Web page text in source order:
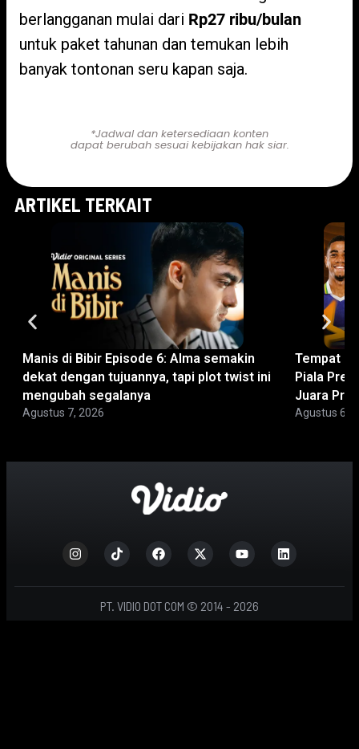
berlangganan mulai dari Rp27 ribu/bulan
untuk paket tahunan dan temukan lebih
banyak tontonan seru kapan saja.
*Jadwal dan ketersediaan konten
dapat berubah sesuai kebijakan hak siar.
ARTIKEL TERKAIT
Manis di Bibir Episode 6: Alma semakin
dekat dengan tujuannya, tapi plot twist ini
mengubah segalanya
Agustus 7, 2026
Tempat
Piala
Juara
Agustus 6,
PT. VIDIO DOT COM © 2014 - 2026